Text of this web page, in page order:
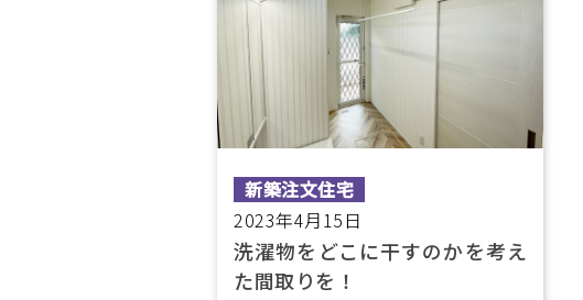
新築注文住宅
2023年4月15日
洗濯物をどこに干すのかを考え
た間取りを！